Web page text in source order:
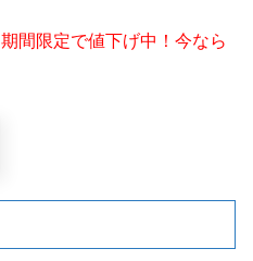
期間限定で値下げ中！今なら